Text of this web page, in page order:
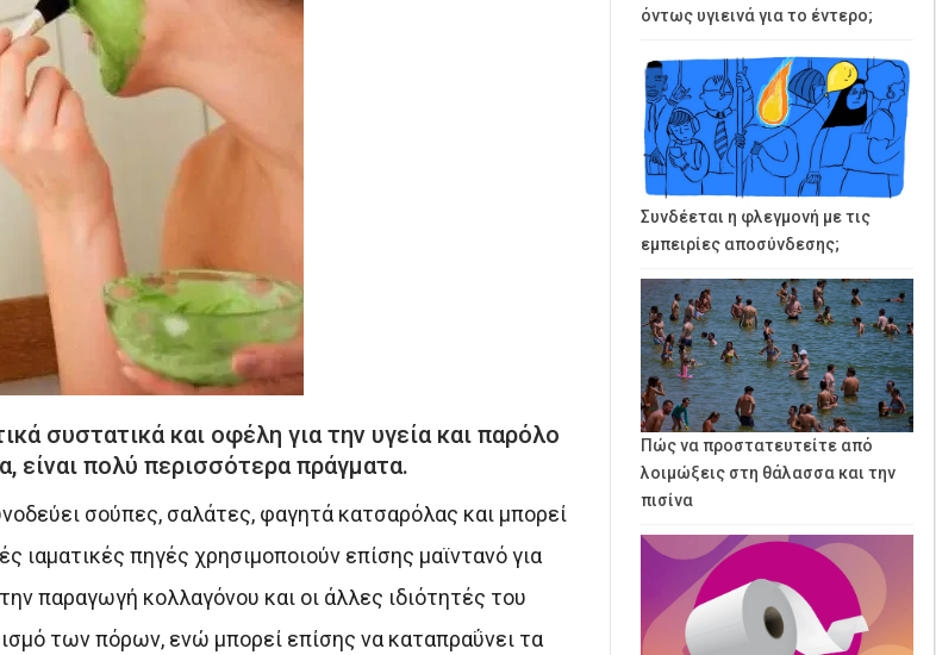
συστατικά και οφέλη για την υγεία και παρόλο
είναι πολύ περισσότερα πράγματα.
σούπες, σαλάτες, φαγητά κατσαρόλας και μπορεί
πηγές χρησιμοποιούν επίσης μαϊντανό για
παραγωγή κολλαγόνου και oι άλλες ιδιότητές του
των πόρων, ενώ μπορεί επίσης να καταπραΰνει τα
όντως υγιεινά για το έντερο;
Συνδέεται η φλεγμονή με τις
εμπειρίες αποσύνδεσης;
Πώς να προστατευτείτε από
λοιμώξεις στη θάλασσα και την
πισίνα